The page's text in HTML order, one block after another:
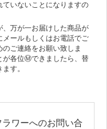
いないことになりますの
万が一お届けした商品が
ールもしくはお電話でご
ご連絡をお願い致しま
が各位Ⓜできましたら、替
す。
ワーへのお問い合